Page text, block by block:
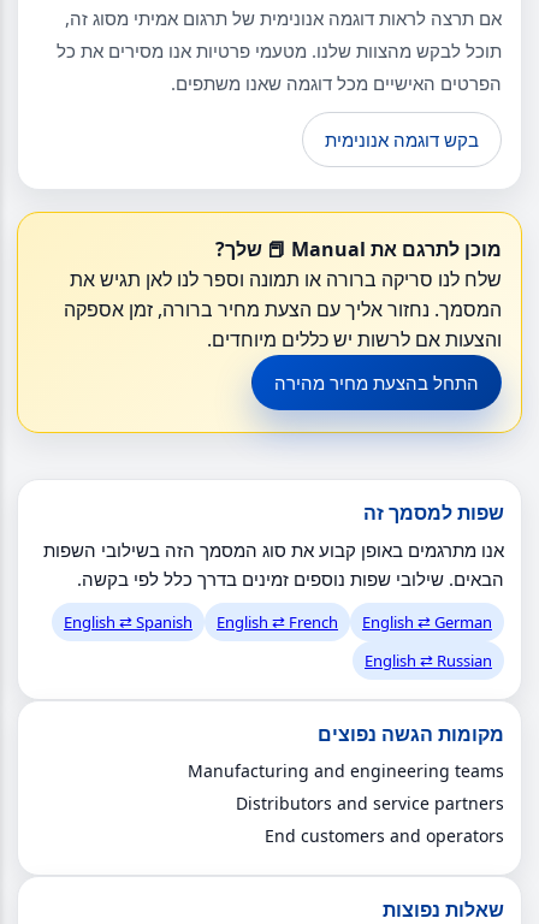
אם תרצה לראות דוגמה אנונימית של תרגום אמיתי מסוג זה,
תוכל לבקש מהצוות שלנו. מטעמי פרטיות אנו מסירים את כל
הפרטים האישיים מכל דוגמה שאנו משתפים.
בקש דוגמה אנונימית
מוכן לתרגם את Manual 📕 שלך?
שלח לנו סריקה ברורה או תמונה וספר לנו לאן תגיש את
המסמך. נחזור אליך עם הצעת מחיר ברורה, זמן אספקה
והצעות אם לרשות יש כללים מיוחדים.
התחל בהצעת מחיר מהירה
שפות למסמך זה
אנו מתרגמים באופן קבוע את סוג המסמך הזה בשילובי השפות
הבאים. שילובי שפות נוספים זמינים בדרך כלל לפי בקשה.
English ⇄ German
English ⇄ French
English ⇄ Spanish
English ⇄ Russian
מקומות הגשה נפוצים
Manufacturing and engineering teams
Distributors and service partners
End customers and operators
שאלות נפוצות